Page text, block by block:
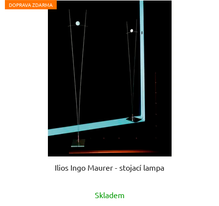
DOPRAVA ZDARMA
Ilios Ingo Maurer - stojací lampa
Skladem